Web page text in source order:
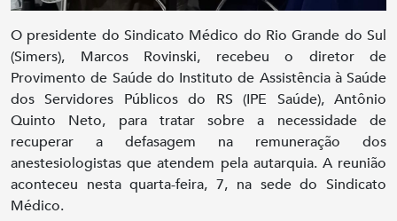
O presidente do Sindicato Médico do Rio Grande do Sul
(Simers), Marcos Rovinski, recebeu o diretor de
Provimento de Saúde do Instituto de Assistência à Saúde
dos Servidores Públicos do RS (IPE Saúde), Antônio
Quinto Neto, para tratar sobre a necessidade de
recuperar a defasagem na remuneração dos
anestesiologistas que atendem pela autarquia. A reunião
aconteceu nesta quarta-feira, 7, na sede do Sindicato
Médico.